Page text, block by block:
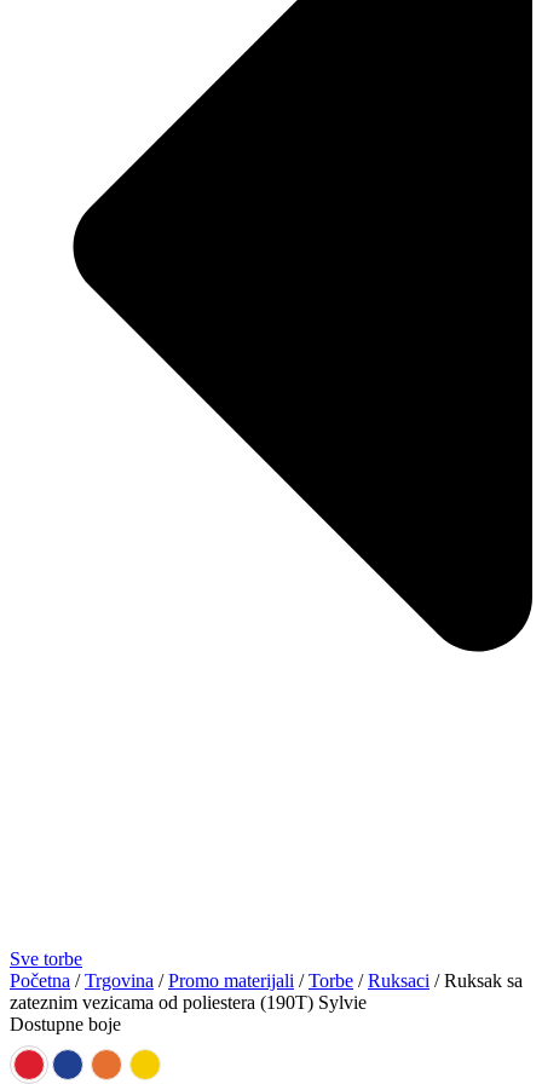
Sve torbe
Početna /Trgovina /Promo materijali /Torbe /Ruksaci / Ruksak sa
zateznim vezicama od poliestera (190T) Sylvie
Dostupne boje